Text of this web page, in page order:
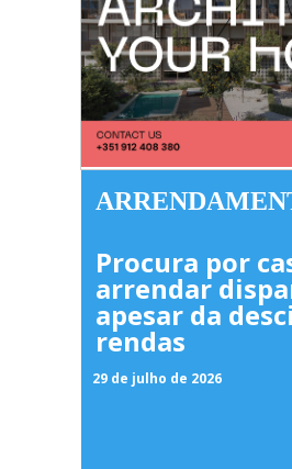
Procura por
arrendar
apesar da
rendas
29 de julho de 2026